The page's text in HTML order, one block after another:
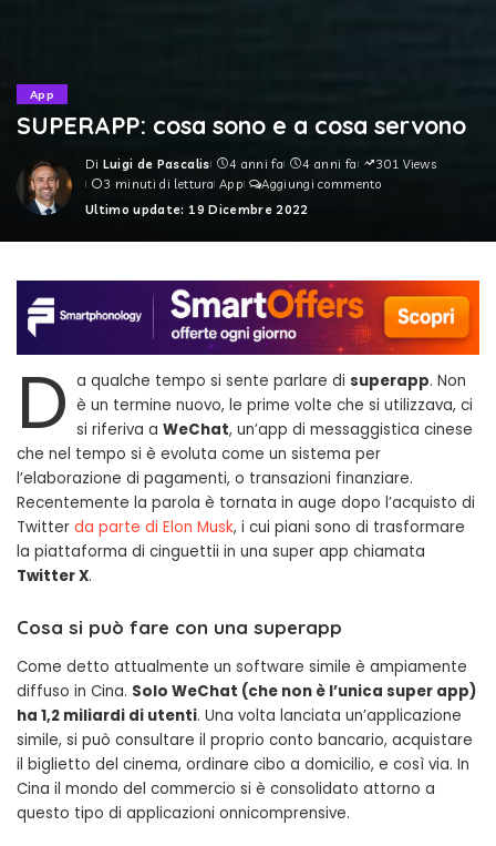
App
SUPERAPP: cosa sono e a cosa servono
Posted
by
Di Luigi de Pascalis 4 anni fa 4 anni fa
301 Views
3 minuti di lettura App
Aggiungi commento
Ultimo update: 19 Dicembre 2022
D a qualche tempo si sente parlare di superapp. Non
è un termine nuovo, le prime volte che si utilizzava, ci
si riferiva a WeChat, un’app di messaggistica cinese
che nel tempo si è evoluta come un sistema per
l’elaborazione di pagamenti, o transazioni finanziare.
Recentemente la parola è tornata in auge dopo l’acquisto di
Twitter da parte di Elon Musk, i cui piani sono di trasformare
la piattaforma di cinguettii in una super app chiamata
Twitter X.
Cosa si può fare con una superapp
Come detto attualmente un software simile è ampiamente
diffuso in Cina. Solo WeChat (che non è l’unica super app)
ha 1,2 miliardi di utenti. Una volta lanciata un’applicazione
simile, si può consultare il proprio conto bancario, acquistare
il biglietto del cinema, ordinare cibo a domicilio, e così via. In
Cina il mondo del commercio si è consolidato attorno a
questo tipo di applicazioni onnicomprensive.